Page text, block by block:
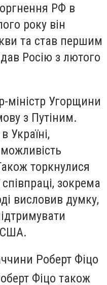
РФ в
року він
та став першим
Росію з лютого
міністр Угорщини
з Путіним.
Україні,
торкнулися
зокрема
висловив думку,
США.
Роберт Фіцо
Фіцо також